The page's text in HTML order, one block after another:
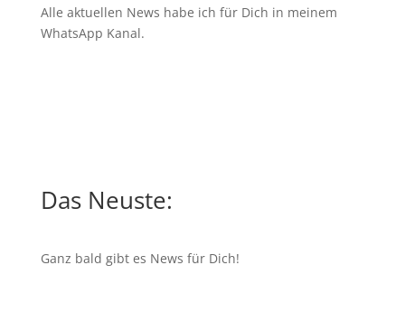
Alle aktuellen News habe ich für Dich in meinem
WhatsApp Kanal.
Das Neuste:
Ganz bald gibt es News für Dich!